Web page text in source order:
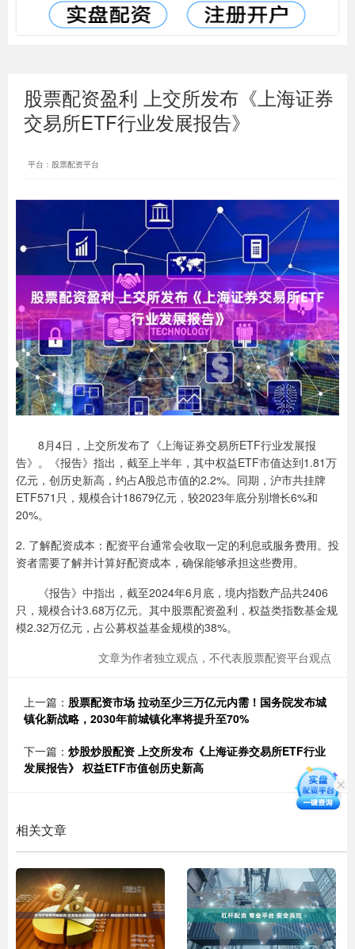
股票配资盈利 上交所发布《上海证券
交易所ETF行业发展报告》
平台：股票配资平台
8月4日，上交所发布了《上海证券交易所ETF行业发展报
告》。《报告》指出，截至上半年，其中权益ETF市值达到1.81万
亿元，创历史新高，约占A股总市值的2.2%。同期，沪市共挂牌
ETF571只，规模合计18679亿元，较2023年底分别增长6%和
20%。
2. 了解配资成本：配资平台通常会收取一定的利息或服务费用。投
资者需要了解并计算好配资成本，确保能够承担这些费用。
《报告》中指出，截至2024年6月底，境内指数产品共2406
只，规模合计3.68万亿元。其中股票配资盈利，权益类指数基金规
模2.32万亿元，占公募权益基金规模的38%。
文章为作者独立观点，不代表股票配资平台观点
上一篇： 股票配资市场 拉动至少三万亿元内需！国务院发布城
镇化新战略，2030年前城镇化率将提升至70%
下一篇： 炒股炒股配资 上交所发布《上海证券交易所ETF行业
发展报告》 权益ETF市值创历史新高
相关文章